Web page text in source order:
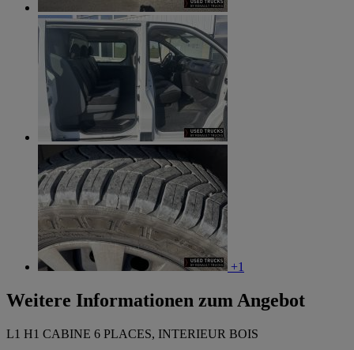
+1
Weitere Informationen zum Angebot
L1 H1 CABINE 6 PLACES, INTERIEUR BOIS